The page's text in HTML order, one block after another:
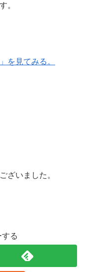
。
を見てみる。
ざいました。
る